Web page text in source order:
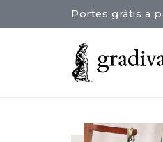
Portes grátis a